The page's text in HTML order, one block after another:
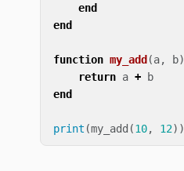
end
end
function my_add (a, b)
return a +
b
end
print (my_add (10, 12))